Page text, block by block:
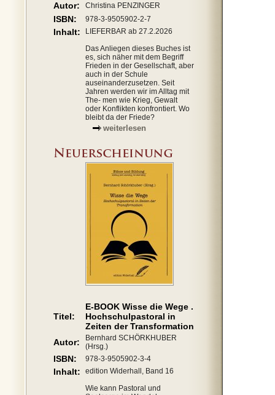
Autor:
Christina PENZINGER
ISBN: 978-3-9505902-2-7
Inhalt:
LIEFERBAR ab 27.2.2026
Das Anliegen dieses Buches ist
es, sich näher mit dem Begriff
Frieden in der Gesellschaft, aber
auch in der Schule
auseinanderzusetzen. Seit
Jahren werden wir im Alltag mit
The- men wie Krieg, Gewalt
oder Konflikten konfrontiert. Wo
bleibt da der Friede?
weiterlesen
Titel:
E-BOOK Wisse die Wege .
Hochschulpastoral in
Zeiten der Transformation
Autor:
Bernhard SCHÖRKHUBER
(Hrsg.)
ISBN: 978-3-9505902-3-4
Inhalt:
edition Widerhall, Band 16
Wie kann Pastoral und